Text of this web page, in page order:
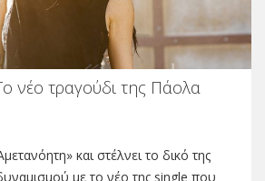
νέο τραγούδι της Πάολα
και στέλνει το δικό της
με το νέο της single που